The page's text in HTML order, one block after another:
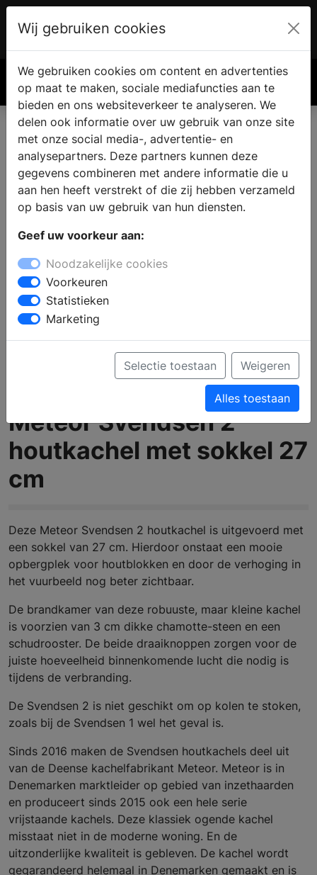
€ 0.00
Meteor Svendsen 2
houtkachel met sokkel 27
cm
Deze Meteor Svendsen 2 houtkachel is uitgevoerd met
een sokkel van 27 cm. Hierdoor onstaat een mooie
opbergplek voor houtblokken en door de verhoging in
het vuurbeeld nog beter zichtbaar.
De brandkamer van deze robuuste, maar kleine kachel
is voorzien van 3 cm dikke chamotte-steen en een
schudrooster. De beide draaiknoppen zorgen voor de
juiste hoeveelheid binnenkomende lucht die nodig is
tijdens de verbranding.
De Svendsen 2 is niet geschikt om op kolen te stoken,
zoals bij de Svendsen 1 wel het geval is.
Sinds 2016 maken de Svendsen houtkachels deel uit
van de Deense kachelfabrikant Meteor. Meteor is in
Denemarken marktleider op gebied van inzethaarden
en produceert sinds 2015 ook een hele serie
vrijstaande kachels. Deze klassiek ogende kachel
misstaat niet in de moderne woning. En de
uitzonderlijke kwaliteit is gebleven. De kachel wordt
gegarandeerd helemaal in Denemarken gemaakt en is
Wij gebruiken cookies
We gebruiken cookies om content en advertenties
op maat te maken, sociale mediafuncties aan te
bieden en ons websiteverkeer te analyseren. We
delen ook informatie over uw gebruik van onze site
met onze social media-, advertentie- en
analysepartners. Deze partners kunnen deze
gegevens combineren met andere informatie die u
aan hen heeft verstrekt of die zij hebben verzameld
op basis van uw gebruik van hun diensten.
Geef uw voorkeur aan:
Noodzakelijke cookies
Voorkeuren
Statistieken
Marketing
Selectie toestaan Weigeren
Alles toestaan